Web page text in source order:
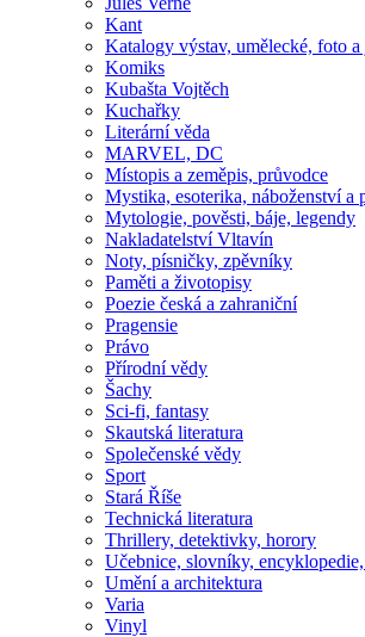
Kant
Katalogy výstav, umělecké, foto a
Komiks
Kubašta Vojtěch
Kuchařky
Literární věda
MARVEL, DC
Místopis a zeměpis, průvodce
Mystika, esoterika, náboženství a
Mytologie, pověsti, báje, legendy
Nakladatelství Vltavín
Noty, písničky, zpěvníky
Paměti a životopisy
Poezie česká a zahraniční
Pragensie
Právo
Přírodní vědy
Šachy
Sci-fi, fantasy
Skautská literatura
Společenské vědy
Sport
Stará Říše
Technická literatura
Thrillery, detektivky, horory
Učebnice, slovníky,
Umění a architektura
Varia
Vinyl